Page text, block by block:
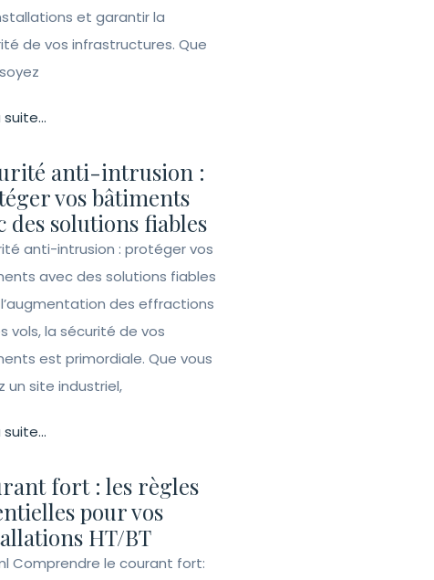
et garantir la
de vos infrastructures. Que
suite...
anti-intrusion :
vos bâtiments
des solutions fiables
anti-intrusion : protéger vos
avec des solutions fiables
des effractions
vols, la sécurité de vos
est primordiale. Que vous
un site industriel,
suite...
fort : les règles
pour vos
HT/BT
Comprendre le courant fort: